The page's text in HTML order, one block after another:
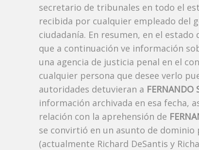
secretario de tribunales en todo el
recibida por cualquier empleado del
ciudadanía. En resumen, en el
que a continuación ve información
una agencia de justicia penal en el
cualquier persona que desee verlo
autoridades detuvieran a FERNANDO
información archivada en esa fecha,
relación con la aprehensión de
se convirtió en un asunto de
(actualmente Richard DeSantis y